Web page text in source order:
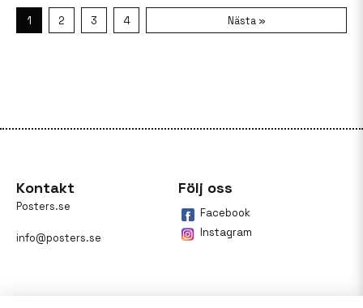
1 2 3 4 Nästa »
Kontakt
Posters.se
info@posters.se
Följ oss
Facebook
Instagram